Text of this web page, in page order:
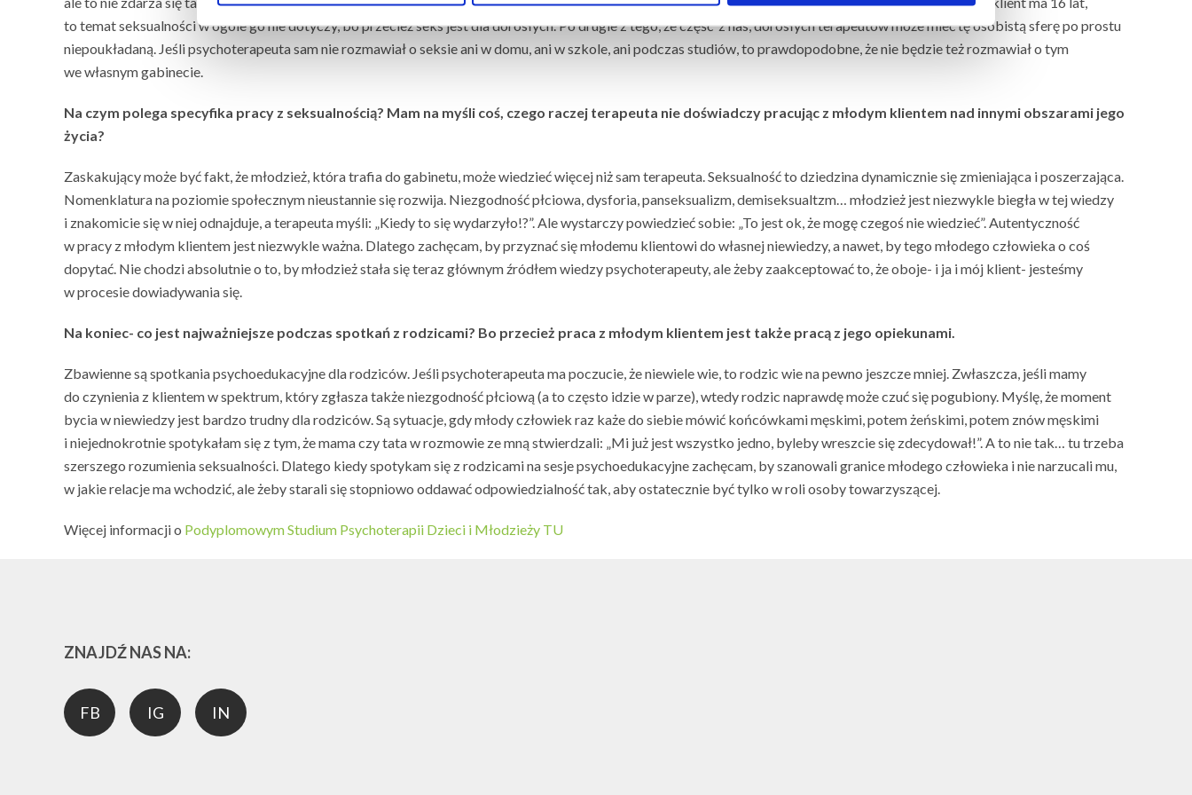
to temat seksualności w ogóle go nie dotyczy, bo przecież seks jest dla dorosłych. Po drugie z tego, że część z nas, dorosłych terapeutów może mieć tę osobistą sferę po prostu
niepoukładaną. Jeśli psychoterapeuta sam nie rozmawiał o seksie ani w domu, ani w szkole, ani podczas studiów, to prawdopodobne, że nie będzie też rozmawiał o tym
we własnym gabinecie.
Na czym polega specyfika pracy z seksualnością? Mam na myśli coś, czego raczej terapeuta nie doświadczy pracując z młodym klientem nad innymi obszarami jego
życia?
Zaskakujący może być fakt, że młodzież, która trafia do gabinetu, może wiedzieć więcej niż sam terapeuta. Seksualność to dziedzina dynamicznie się zmieniająca i poszerzająca.
Nomenklatura na poziomie społecznym nieustannie się rozwija. Niezgodność płciowa, dysforia, panseksualizm, demiseksualtzm… młodzież jest niezwykle biegła w tej wiedzy
i znakomicie się w niej odnajduje, a terapeuta myśli: „Kiedy to się wydarzyło!?”. Ale wystarczy powiedzieć sobie: „To jest ok, że mogę czegoś nie wiedzieć”. Autentyczność
w pracy z młodym klientem jest niezwykle ważna. Dlatego zachęcam, by przyznać się młodemu klientowi do własnej niewiedzy, a nawet, by tego młodego człowieka o coś
dopytać. Nie chodzi absolutnie o to, by młodzież stała się teraz głównym źródłem wiedzy psychoterapeuty, ale żeby zaakceptować to, że oboje- i ja i mój klient- jesteśmy
w procesie dowiadywania się.
Na koniec- co jest najważniejsze podczas spotkań z rodzicami? Bo przecież praca z młodym klientem jest także pracą z jego opiekunami.
Zbawienne są spotkania psychoedukacyjne dla rodziców. Jeśli psychoterapeuta ma poczucie, że niewiele wie, to rodzic wie na pewno jeszcze mniej. Zwłaszcza, jeśli mamy
do czynienia z klientem w spektrum, który zgłasza także niezgodność płciową (a to często idzie w parze), wtedy rodzic naprawdę może czuć się pogubiony. Myślę, że moment
bycia w niewiedzy jest bardzo trudny dla rodziców. Są sytuacje, gdy młody człowiek raz każe do siebie mówić końcówkami męskimi, potem żeńskimi, potem znów męskimi
i niejednokrotnie spotykałam się z tym, że mama czy tata w rozmowie ze mną stwierdzali: „Mi już jest wszystko jedno, byleby wreszcie się zdecydował!”. A to nie tak… tu trzeba
szerszego rozumienia seksualności. Dlatego kiedy spotykam się z rodzicami na sesje psychoedukacyjne zachęcam, by szanowali granice młodego człowieka i nie narzucali mu,
w jakie relacje ma wchodzić, ale żeby starali się stopniowo oddawać odpowiedzialność tak, aby ostatecznie być tylko w roli osoby towarzyszącej.
Więcej informacji o Podyplomowym Studium Psychoterapii Dzieci i Młodzieży TU
ZNAJDŹ NAS NA:
FB IG IN